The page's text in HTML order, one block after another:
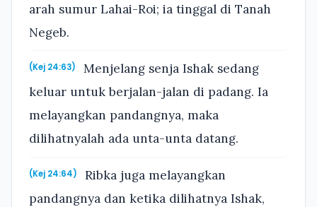
arah sumur Lahai-Roi; ia tinggal di Tanah
Negeb.
(Kej 24:63)
Menjelang senja Ishak sedang
keluar untuk berjalan-jalan di padang. Ia
melayangkan pandangnya, maka
dilihatnyalah ada unta-unta datang.
(Kej 24:64)
Ribka juga melayangkan
pandangnya dan ketika dilihatnya Ishak,